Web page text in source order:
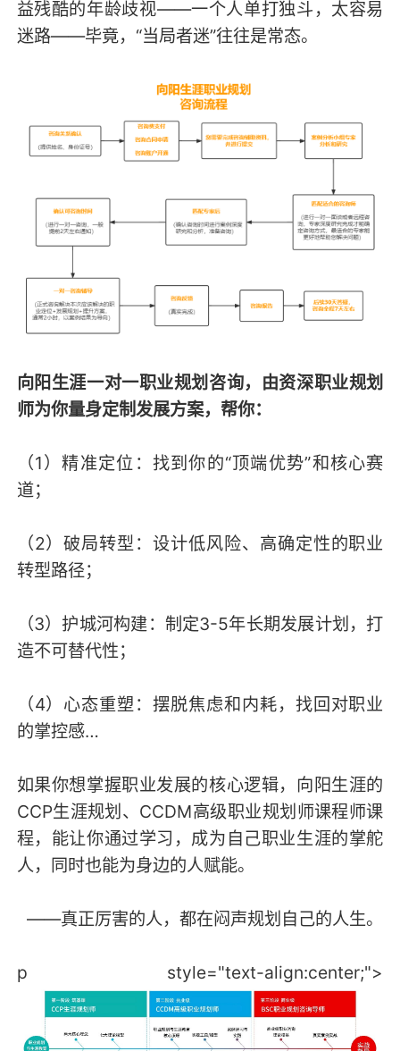
益残酷的年龄歧视——一个人单打独斗，太容易
迷路——毕竟，“当局者迷”往往是常态。
向阳生涯一对一职业规划咨询，由资深职业规划
师为你量身定制发展方案，帮你：
（1）精准定位：找到你的“顶端优势”和核心赛
道；
（2）破局转型：设计低风险、高确定性的职业
转型路径；
（3）护城河构建：制定3-5年长期发展计划，打
造不可替代性；
（4）心态重塑：摆脱焦虑和内耗，找回对职业
的掌控感…
如果你想掌握职业发展的核心逻辑，向阳生涯的
CCP生涯规划、CCDM高级职业规划师课程师课
程，能让你通过学习，成为自己职业生涯的掌舵
人，同时也能为身边的人赋能。
——真正厉害的人，都在闷声规划自己的人生。
p style="text-align:center;">